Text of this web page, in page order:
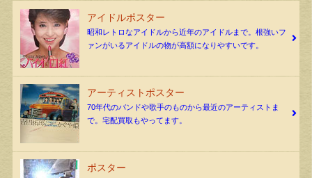
アイドルポスター
昭和レトロなアイドルから近年のアイドルまで。根強いフ
ァンがいるアイドルの物が高額になりやすいです。
アーティストポスター
70年代のバンドや歌手のものから最近のアーティストま
で。宅配買取もやってます。
ポスター